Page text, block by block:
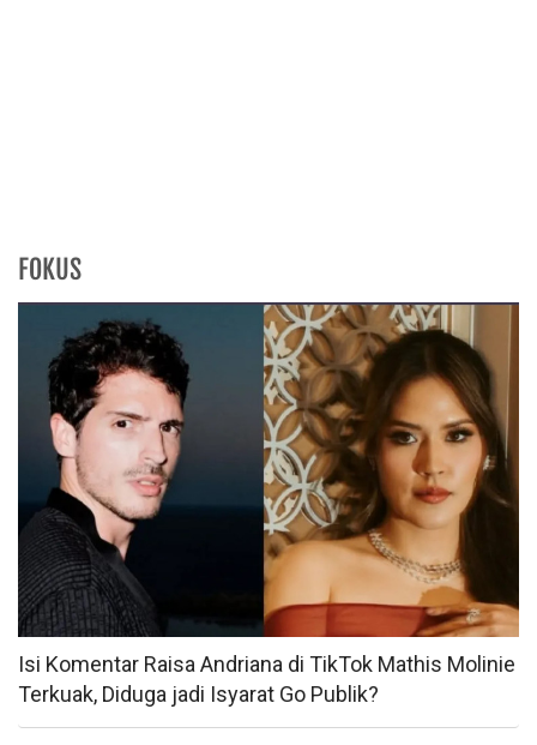
FOKUS
Isi Komentar Raisa Andriana di TikTok Mathis Molinie
Terkuak, Diduga jadi Isyarat Go Publik?